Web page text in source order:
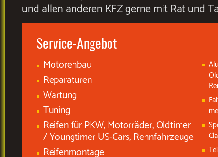
und allen anderen KFZ gerne mit Rat und
Service-Angebot
Motorenbau
Reparaturen
Wartung
Tuning
Reifen für PKW, Motorräder, Oldtimer
/ Youngtimer US-Cars, Rennfahrzeuge
Reifenmontage